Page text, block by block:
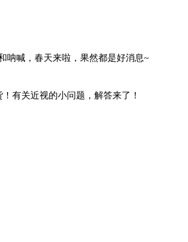
呐喊，春天来啦，果然都是好消息~
有关近视的小问题，解答来了！